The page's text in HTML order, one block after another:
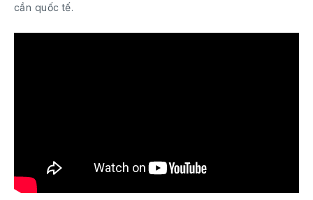
cần quốc tế.